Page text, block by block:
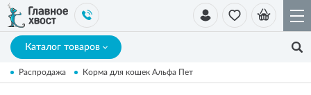
Каталог товаров
Распродажа Корма для кошек Альфа Пет